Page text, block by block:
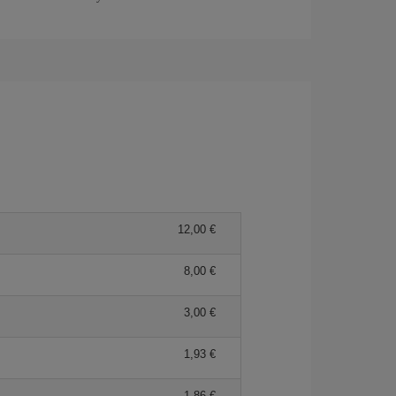
12,00 €
8,00 €
3,00 €
1,93 €